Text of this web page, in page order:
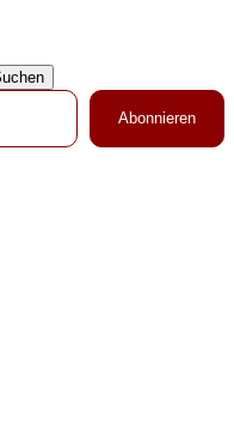
Abonnieren